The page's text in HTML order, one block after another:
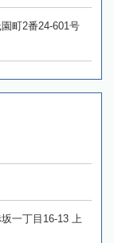
町2番24-601号
一丁目16-13 上